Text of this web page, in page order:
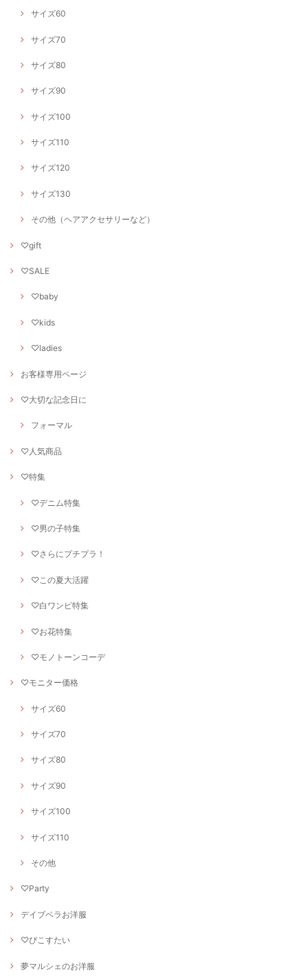
サイズ60
サイズ70
サイズ80
サイズ90
サイズ100
サイズ110
サイズ120
サイズ130
その他（ヘアアクセサリーなど）
♡gift
♡SALE
♡baby
♡kids
♡ladies
お客様専用ページ
♡大切な記念日に
フォーマル
♡人気商品
♡特集
♡デニム特集
♡男の子特集
♡さらにプチプラ！
♡この夏大活躍
♡白ワンピ特集
♡お花特集
♡モノトーンコーデ
♡モニター価格
サイズ60
サイズ70
サイズ80
サイズ90
サイズ100
サイズ110
その他
♡Party
デイブベラお洋服
♡ぴこすたい
夢マルシェのお洋服